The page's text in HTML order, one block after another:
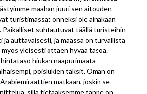
maahan juuri sen aitouden
turistimassat onneksi ole ainakaan
suhtautuvat täällä turisteihin
ja auttavaisesti, ja maassa on turvallista
myös yleisesti ottaen hyvää tasoa.
hintataso hiukan naapurimaata
poislukien taksit. Oman on
matkaan, joskin se
sillä tietääksemme tänne on